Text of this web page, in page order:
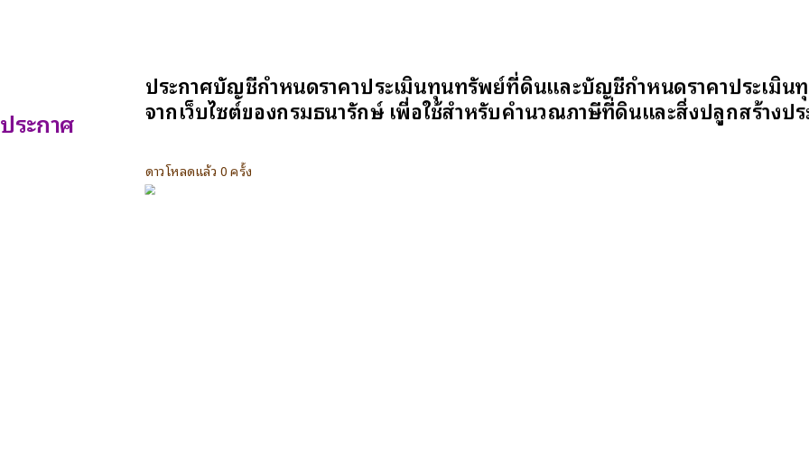
ประกาศ
ประกาศบัญชีกำหนดราคาประเมินทุนทรัพย์ที่ดินและบัญชีกำหนดราคาประเมิน
จากเว็บไซต์ของกรมธนารักษ์ เพื่อใช้สำหรับคำนวณภาษีที่ดินและสิ่งปลูกสร้าง
ดาวโหลดแล้ว 0 ครั้ง